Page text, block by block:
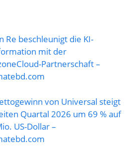
Re beschleunigt die KI-
mit der
Partnerschaft –
von Universal steigt
Quartal 2026 um 69 % auf
US-Dollar –